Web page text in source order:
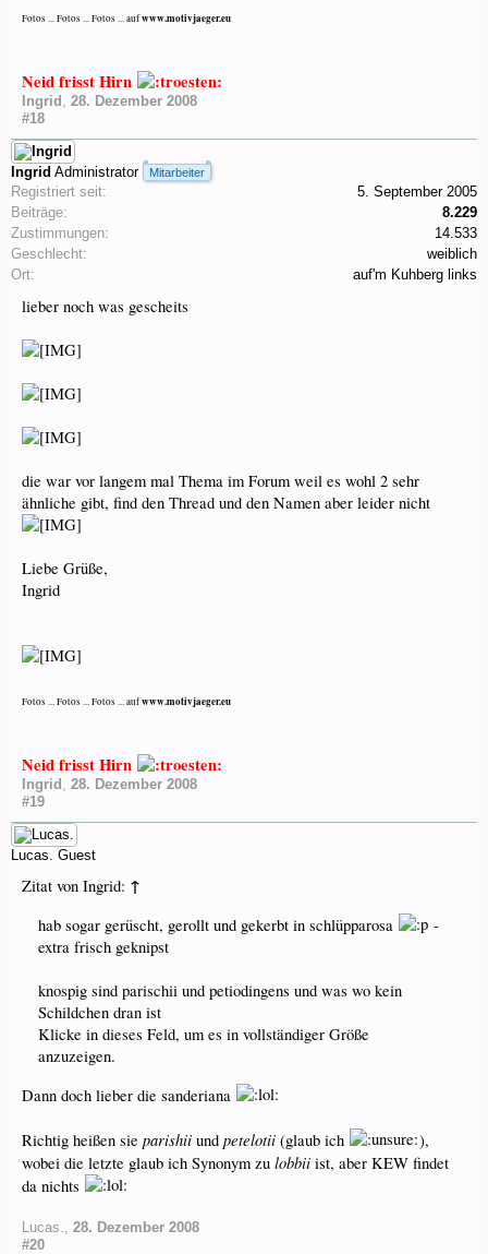
Fotos ... Fotos ... Fotos ... aufwww.motivjaeger.eu
Neid frisst Hirn
Ingrid , 28. Dezember 2008
#18
Ingrid Administrator Mitarbeiter
Registriert seit:
5. September 2005
Beiträge:
8.229
Zustimmungen:
14.533
Geschlecht:
weiblich
Ort:
auf'm Kuhberg links
lieber noch was gescheits
die war vor langem mal Thema im Forum weil es wohl 2 sehr
ähnliche gibt, find den Thread und den Namen aber leider nicht
Liebe Grüße,
Ingrid
Fotos ... Fotos ... Fotos ... aufwww.motivjaeger.eu
Neid frisst Hirn
Ingrid , 28. Dezember 2008
#19
Lucas. Guest
Zitat von Ingrid: ↑
hab sogar gerüscht, gerollt und gekerbt in schlüpparosa
-
extra frisch geknipst
knospig sind parischii und petiodingens und was wo kein
Schildchen dran ist
Klicke in dieses Feld, um es in vollständiger Größe
anzuzeigen.
Dann doch lieber die sanderiana
Richtig heißen sie parishii und petelotii (glaub ich
),
wobei die letzte glaub ich Synonym zu lobbii ist, aber KEW findet
da nichts
Lucas.
28. Dezember 2008
#20